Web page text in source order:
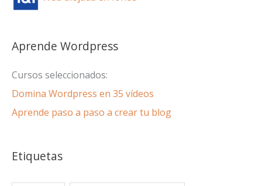
Aprende Wordpress
Cursos seleccionados:
Domina Wordpress en 35 vídeos
Aprende paso a paso a crear tu blog
Etiquetas